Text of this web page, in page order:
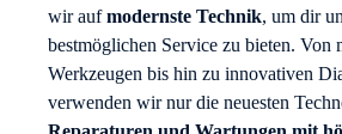
wir aufmodernste Technik, um dir
bestmöglichen Service zu bieten. Von
Werkzeugen bis hin zu innovativen
verwenden wir nur die neuesten